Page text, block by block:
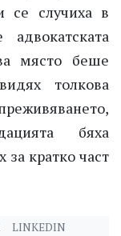
се случиха в
място беше
толкова
бяха
кратко част
LINKEDIN